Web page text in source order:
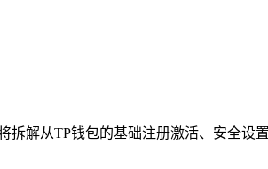
解从TP钱包的基础注册激活、安全设